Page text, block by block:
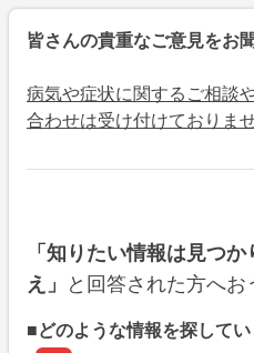
皆さんの貴重なご意見をお
病気や症状に関するご相談
合わせは受け付けておりませ
「知りたい情報は見つか
え」 と回答された方へお
■どのような情報を探して